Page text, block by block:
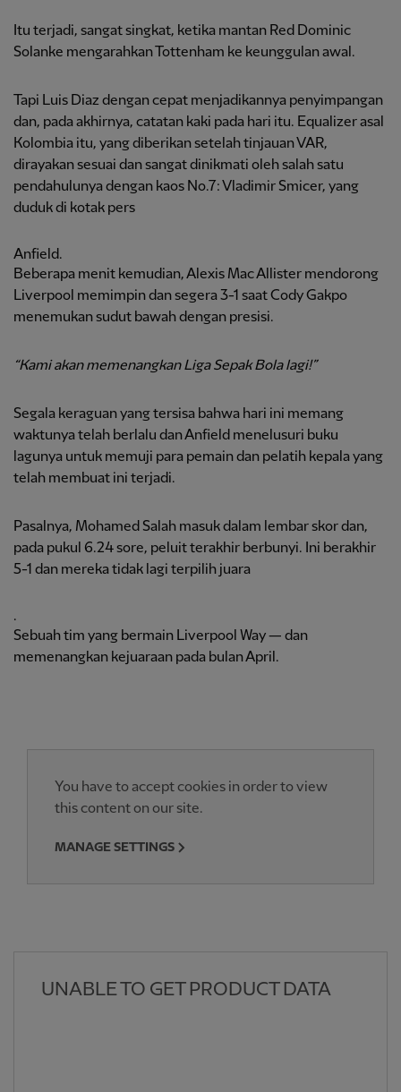
Itu terjadi, sangat singkat, ketika mantan Red Dominic
Solanke mengarahkan Tottenham ke keunggulan awal.
Tapi Luis Diaz dengan cepat menjadikannya penyimpangan
dan, pada akhirnya, catatan kaki pada hari itu. Equalizer asal
Kolombia itu, yang diberikan setelah tinjauan VAR,
dirayakan sesuai dan sangat dinikmati oleh salah satu
pendahulunya dengan kaos No.7: Vladimir Smicer, yang
duduk di kotak pers
Anfield.
Beberapa menit kemudian, Alexis Mac Allister mendorong
Liverpool memimpin dan segera 3-1 saat Cody Gakpo
menemukan sudut bawah dengan presisi.
“Kami akan memenangkan Liga Sepak Bola lagi!”
Segala keraguan yang tersisa bahwa hari ini memang
waktunya telah berlalu dan Anfield menelusuri buku
lagunya untuk memuji para pemain dan pelatih kepala yang
telah membuat ini terjadi.
Pasalnya, Mohamed Salah masuk dalam lembar skor dan,
pada pukul 6.24 sore, peluit terakhir berbunyi. Ini berakhir
5-1 dan mereka tidak lagi terpilih juara
.
Sebuah tim yang bermain Liverpool Way — dan
memenangkan kejuaraan pada bulan April.
You have to accept cookies in order to view
this content on our site.
MANAGE SETTINGS
UNABLE TO GET PRODUCT DATA